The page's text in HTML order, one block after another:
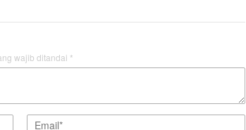
wajib ditandai *